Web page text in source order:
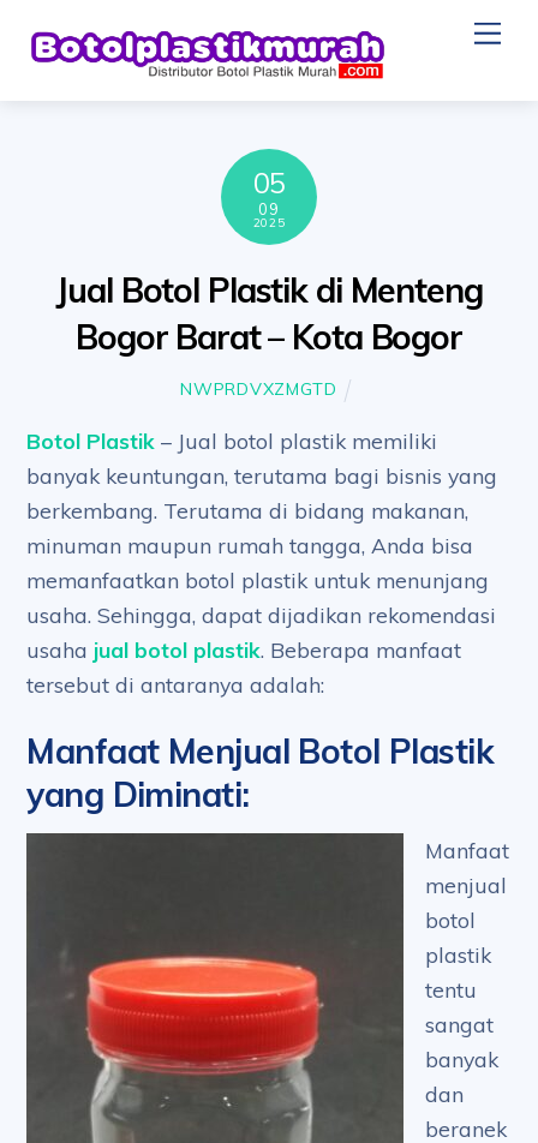
05
09
2025
Jual Botol Plastik di Menteng
Bogor Barat – Kota Bogor
NWPRDVXZMGTD
Botol Plastik – Jual botol plastik memiliki
banyak keuntungan, terutama bagi bisnis yang
berkembang. Terutama di bidang makanan,
minuman maupun rumah tangga, Anda bisa
memanfaatkan botol plastik untuk menunjang
usaha. Sehingga, dapat dijadikan rekomendasi
usaha jual botol plastik. Beberapa manfaat
tersebut di antaranya adalah:
Manfaat Menjual Botol Plastik
yang Diminati:
Manfaat
menjual
botol
plastik
tentu
sangat
banyak
dan
beranek